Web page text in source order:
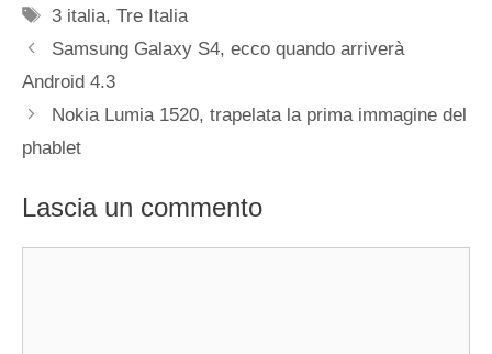
Tag
3 italia,Tre Italia
Samsung Galaxy S4, ecco quando arriverà
Android 4.3
Nokia Lumia 1520, trapelata la prima immagine del
phablet
Lascia un commento